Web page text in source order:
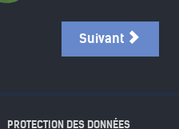
Suivant
PROTECTION DES DONNÉES